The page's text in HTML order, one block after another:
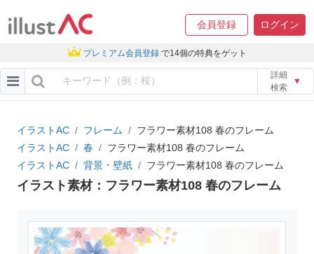
会員登録 ログイン
プレミアム会員登録 で14個の特典をゲット
詳細
検索
▼
イラストAC フレーム
フラワー素材108 春のフレーム
イラストAC
春
フラワー素材108 春のフレーム
イラストAC
背景・壁紙 フラワー素材108 春のフレーム
イラスト素材：フラワー素材108 春のフレーム